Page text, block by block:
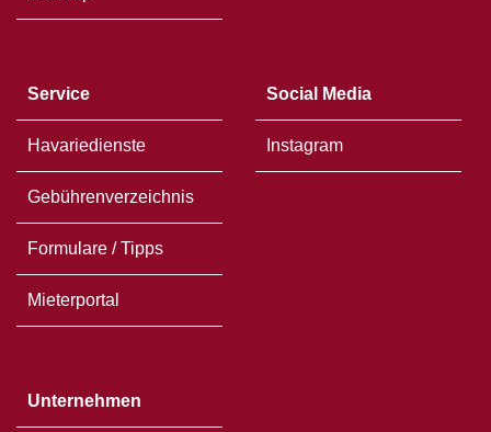
Unternehmen
Service
Havariedienste
Gebührenverzeichnis
Formulare / Tipps
Mieterportal
Social Media
Instagram